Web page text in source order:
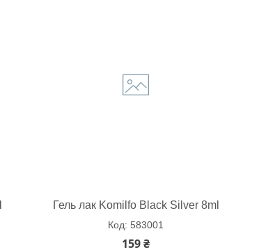
Гель лак Komilfo Black Silver 8ml
583001
159 ₴